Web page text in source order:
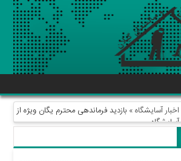
اخبار آسایشگاه » بازدید فرماندهی محترم یگان ویژه از
آسایشگاه